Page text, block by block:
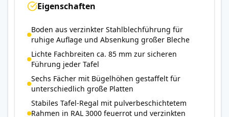
Eigenschaften
Boden aus verzinkter Stahlblechführung für
ruhige Auflage und Absenkung großer Bleche
Lichte Fachbreiten ca. 85 mm zur sicheren
Führung jeder Tafel
Sechs Fächer mit Bügelhöhen gestaffelt für
unterschiedlich große Platten
Stabiles Tafel-Regal mit pulverbeschichtetem
Rahmen in RAL 3000 feuerrot und verzinkten